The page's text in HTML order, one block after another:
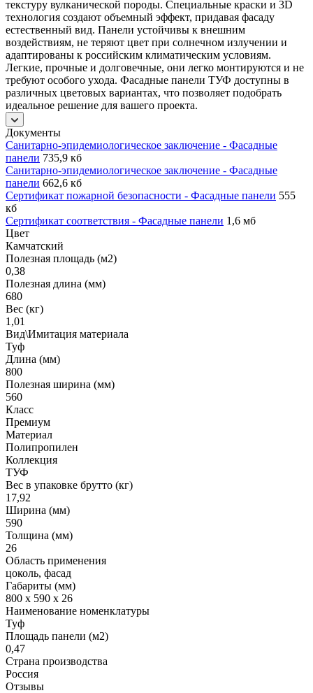
текстуру вулканической породы. Специальные краски и 3D
технология создают объемный эффект, придавая фасаду
естественный вид. Панели устойчивы к внешним
воздействиям, не теряют цвет при солнечном излучении и
адаптированы к российским климатическим условиям.
Легкие, прочные и долговечные, они легко монтируются и не
требуют особого ухода. Фасадные панели ТУФ доступны в
различных цветовых вариантах, что позволяет подобрать
идеальное решение для вашего проекта.
Документы
Санитарно-эпидемиологическое заключение - Фасадные
панели 735,9 кб
Санитарно-эпидемиологическое заключение - Фасадные
панели 662,6 кб
Сертификат пожарной безопасности - Фасадные панели 555
кб
Сертификат соответствия - Фасадные панели 1,6 мб
Цвет
Камчатский
Полезная площадь (м2)
0,38
Полезная длина (мм)
680
Вес (кг)
1,01
Вид\Имитация материала
Туф
Длина (мм)
800
Полезная ширина (мм)
560
Класс
Премиум
Материал
Полипропилен
Коллекция
ТУФ
Вес в упаковке брутто (кг)
17,92
Ширина (мм)
590
Толщина (мм)
26
Область применения
цоколь, фасад
Габариты (мм)
800 x 590 x 26
Наименование номенклатуры
Туф
Площадь панели (м2)
0,47
Страна производства
Россия
Отзывы